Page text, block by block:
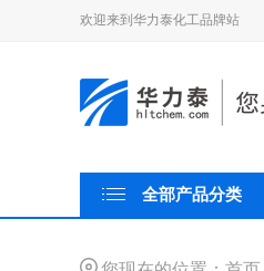
欢迎来到华力泰化工品牌站
全部产品分类